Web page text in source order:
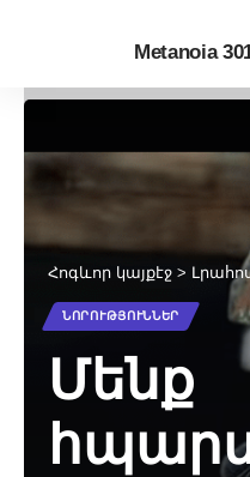
Metanoia
Հոգևոր կայքէջ >
ՆՈՐՈՒԹՅՈՒՆՆԵՐ
Մենք